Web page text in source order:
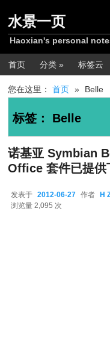
水景一页
Haoxian's personal
主菜单
首页 分类 » 标签云
您在这里：首页 » Belle
标签： Belle
诺基亚 Symbian
Office 套件已提供
发表于 2012-06-27 作者 H
浏览量 2,095 次